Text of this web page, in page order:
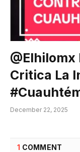
@elhilomx
Critica La
December 22, 2025
1 COMMENT